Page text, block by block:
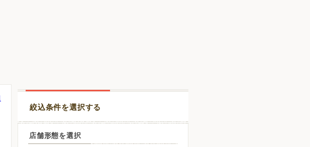
絞込条件を選択する
店舗形態を選択